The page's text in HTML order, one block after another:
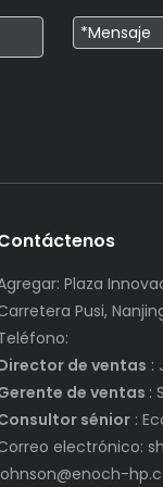
Plaza
Pusi,
de ventas :
de ventas :
sénior:
electrónico: